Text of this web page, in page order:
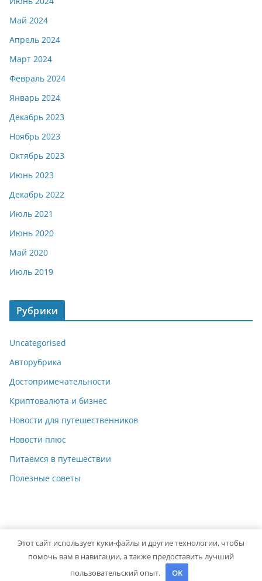
Май 2024
Апрель 2024
Март 2024
Февраль 2024
Январь 2024
Декабрь 2023
Ноябрь 2023
Октябрь 2023
Июнь 2023
Декабрь 2022
Июль 2021
Июнь 2020
Май 2020
Июль 2019
Рубрики
Uncategorised
Авторубрика
Достопримечательности
Криптовалюта и бизнес
Новости для путешественников
Новости плюс
Питаемся в путешествии
Полезные советы
Copyright © 2026 Travelbox27. Powered byColorMagand
Этот сайт использует куки-файлы и другие технологии, чтобы
помочь вам в навигации, а также предоставить лучший
пользовательский опыт.
OK